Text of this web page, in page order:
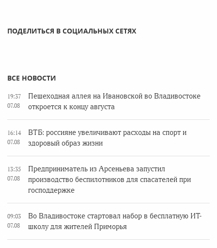
ПОДЕЛИТЬСЯ В СОЦИАЛЬНЫХ СЕТЯХ
ВСЕ НОВОСТИ
19:37
07.08
Пешеходная аллея на Ивановской во Владивостоке
откроется к концу августа
16:14
07.08
ВТБ: россияне увеличивают расходы на спорт и
здоровый образ жизни
13:35
07.08
Предприниматель из Арсеньева запустил
производство беспилотников для спасателей при
господдержке
09:03
07.08
Во Владивостоке стартовал набор в бесплатную ИТ-
школу для жителей Приморья